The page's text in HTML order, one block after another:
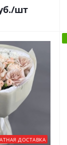
/шт
ДОСТАВКА